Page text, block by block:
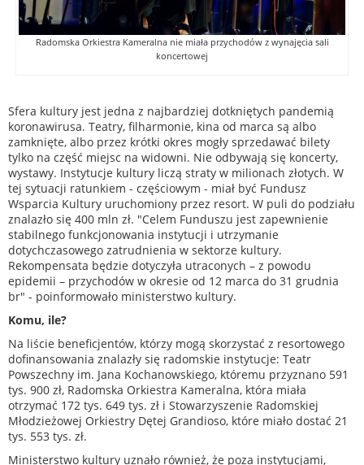
Radomska Orkiestra Kameralna nie miała przychodów z wynajęcia sali
koncertowej
Sfera kultury jest jedna z najbardziej dotkniętych pandemią
koronawirusa. Teatry, filharmonie, kina od marca są albo
zamknięte, albo przez krótki okres mogły sprzedawać bilety
tylko na część miejsc na widowni. Nie odbywają się koncerty,
wystawy. Instytucje kultury liczą straty w milionach złotych. W
tej sytuacji ratunkiem - częściowym - miał być Fundusz
Wsparcia Kultury uruchomiony przez resort. W puli do podziału
znalazło się 400 mln zł. "Celem Funduszu jest zapewnienie
stabilnego funkcjonowania instytucji i utrzymanie
dotychczasowego zatrudnienia w sektorze kultury.
Rekompensata będzie dotyczyła utraconych – z powodu
epidemii – przychodów w okresie od 12 marca do 31 grudnia
br" - poinformowało ministerstwo kultury.
Komu, ile?
Na liście beneficjentów, którzy mogą skorzystać z resortowego
dofinansowania znalazły się radomskie instytucje: Teatr
Powszechny im. Jana Kochanowskiego, któremu przyznano 591
tys. 900 zł, Radomska Orkiestra Kameralna, która miała
otrzymać 172 tys. 649 tys. zł i Stowarzyszenie Radomskiej
Młodzieżowej Orkiestry Dętej Grandioso, które miało dostać 21
tys. 553 tys. zł.
Ministerstwo kultury uznało również, że poza instytucjami,